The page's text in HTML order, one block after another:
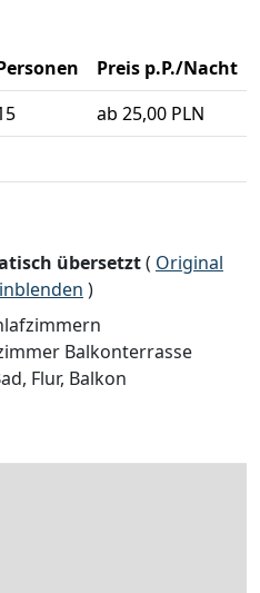
Preis p.P./Nacht
ab 25,00 PLN
übersetzt( Original
)
Balkonterrasse
Flur, Balkon